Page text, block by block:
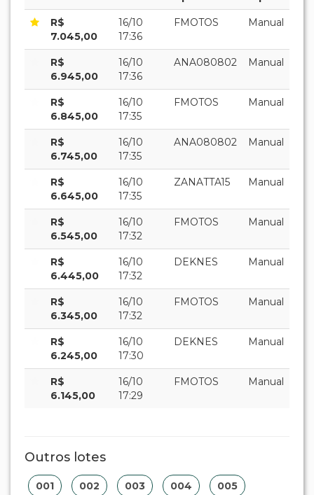
R$
7.045,00
16/10
17:36
FMOTOS Manual
R$
6.945,00
16/10
17:36
ANA080802 Manual
R$
6.845,00
16/10
17:35
FMOTOS Manual
R$
6.745,00
16/10
17:35
ANA080802 Manual
R$
6.645,00
16/10
17:35
ZANATTA15 Manual
R$
6.545,00
16/10
17:32
FMOTOS Manual
R$
6.445,00
16/10
17:32
DEKNES Manual
R$
6.345,00
16/10
17:32
FMOTOS Manual
R$
6.245,00
16/10
17:30
DEKNES Manual
R$
6.145,00
16/10
17:29
FMOTOS Manual
Outros lotes
001 002 003 004 005